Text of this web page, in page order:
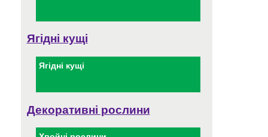
Ягідні кущі
Ягідні кущі
Декоративні рослини